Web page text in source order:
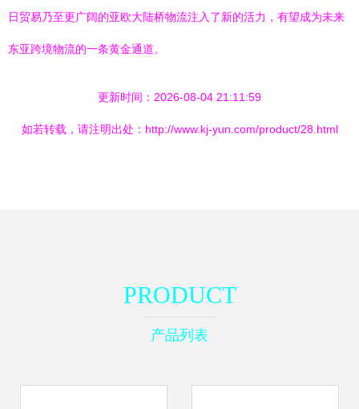
日贸易乃至更广阔的亚欧大陆桥物流注入了新的活力，有望成为未来
东亚跨境物流的一条黄金通道。
更新时间：2026-08-04 21:11:59
如若转载，请注明出处：http://www.kj-yun.com/product/28.html
PRODUCT
产品列表